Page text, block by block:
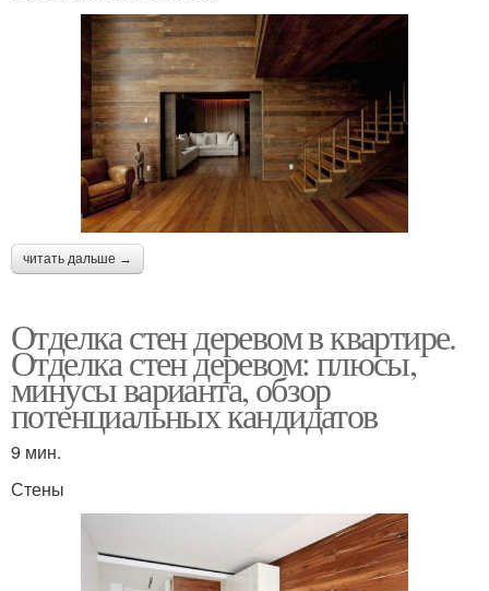
читать дальше →
Отделка стен деревом в квартире.
Отделка стен деревом: плюсы,
минусы варианта, обзор
потенциальных кандидатов
9 мин.
Стены